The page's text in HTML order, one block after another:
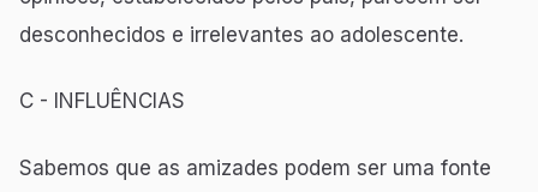
desconhecidos e irrelevantes ao adolescente.
C - INFLUÊNCIAS
Sabemos que as amizades podem ser uma fonte